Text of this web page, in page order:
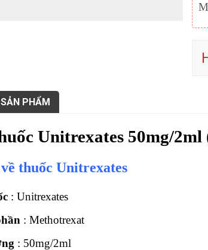
PHẨM
Unitrexates 50mg/
thuốc Unitrexates
: Unitrexates
: Methotrexat
: 50mg/2ml